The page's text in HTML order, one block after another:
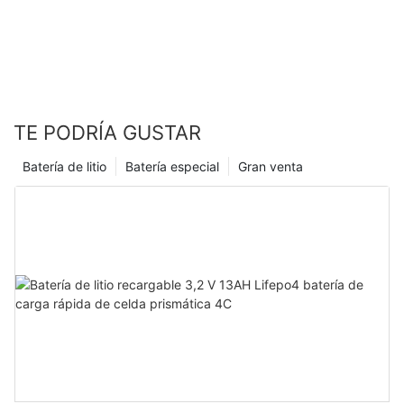
TE PODRÍA GUSTAR
Gran venta
Batería especial
Batería de litio